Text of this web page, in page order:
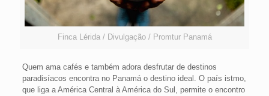
Finca Lérida / Divulgação / Promtur Panamá
Quem ama cafés e também adora desfrutar de destinos
paradisíacos encontra no Panamá o destino ideal. O país istmo,
que liga a América Central à América do Sul, permite o encontro